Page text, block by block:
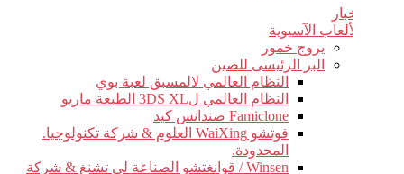
أخبار
الألعاب الآسيوية
يروج خمور
البر الرئيسى للصين
النظام العالمي لالمسبق لعبة بوي
النظام العالمي ل3DS XL الطبعة ماريو
Famiclone صندانس كيد
فوتشو WaiXing العلوم & شركة تكنولوجيا.
المحدودة.
Winsen / قوانغتشو الصناعة لى تشنغ & شركة